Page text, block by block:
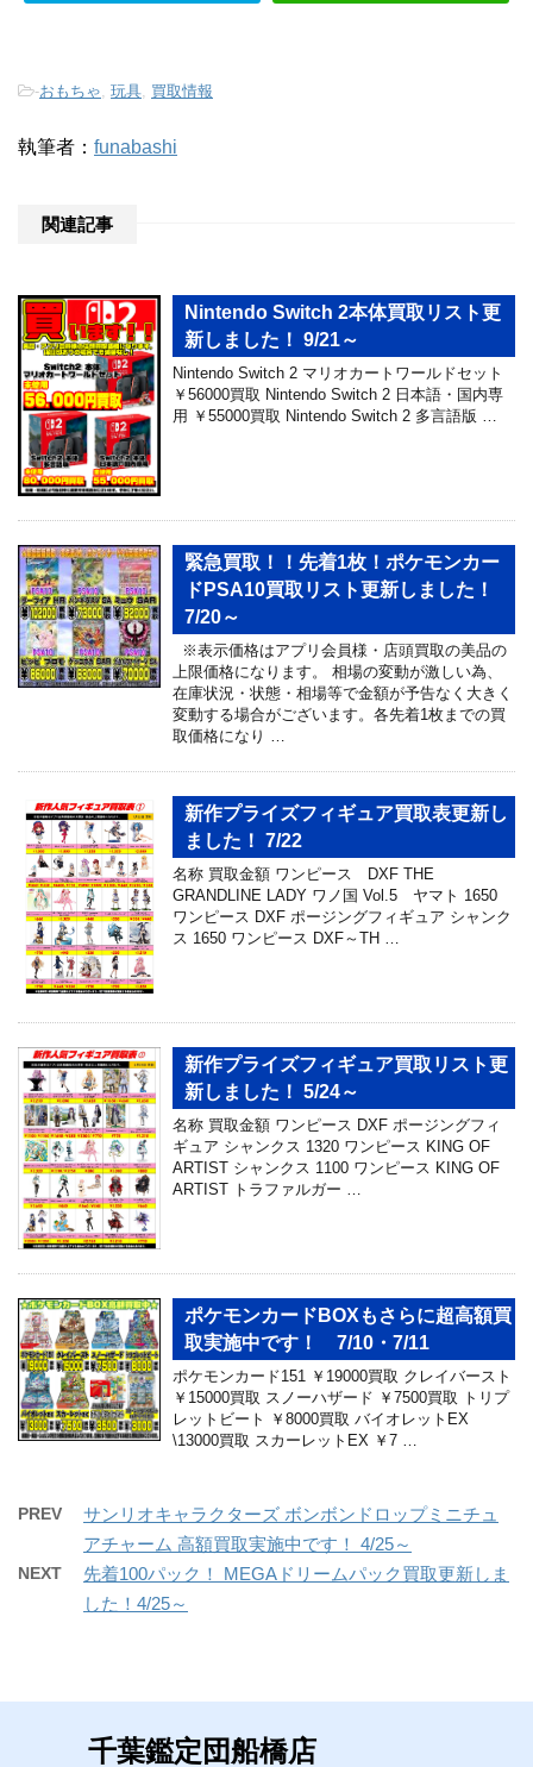
-おもちゃ 玩具 買取情報
執筆者： funabashi
関連記事
Nintendo Switch 2本体買取リスト更
新しました！ 9/21～
Nintendo Switch 2 マリオカートワールドセット
￥56000買取 Nintendo Switch 2 日本語・国内専
用 ￥55000買取 Nintendo Switch 2 多言語版 …
緊急買取！！先着1枚！ポケモンカー
ドPSA10買取リスト更新しました！
7/20～
※表示価格はアプリ会員様・店頭買取の美品の
上限価格になります。 相場の変動が激しい為、
在庫状況・状態・相場等で金額が予告なく大きく
変動する場合がございます。各先着1枚までの買
取価格になり …
新作プライズフィギュア買取表更新し
ました！ 7/22
名称 買取金額 ワンピース DXF THE
GRANDLINE LADY ワノ国 Vol.5 ヤマト 1650
ワンピース DXF ポージングフィギュア シャンク
ス 1650 ワンピース DXF～TH …
新作プライズフィギュア買取リスト更
新しました！ 5/24～
名称 買取金額 ワンピース DXF ポージングフィ
ギュア シャンクス 1320 ワンピース KING OF
ARTIST シャンクス 1100 ワンピース KING OF
ARTIST トラファルガー …
ポケモンカードBOXもさらに超高額買
取実施中です！ 7/10・7/11
ポケモンカード151 ￥19000買取 クレイバースト
￥15000買取 スノーハザード ￥7500買取 トリプ
レットビート ￥8000買取 バイオレットEX
\13000買取 スカーレットEX ￥7 …
PREV
サンリオキャラクターズ ボンボンドロップミニチュ
アチャーム 高額買取実施中です！ 4/25～
NEXT
先着100パック！ MEGAドリームパック買取更新しま
した！4/25～
千葉鑑定団船橋店